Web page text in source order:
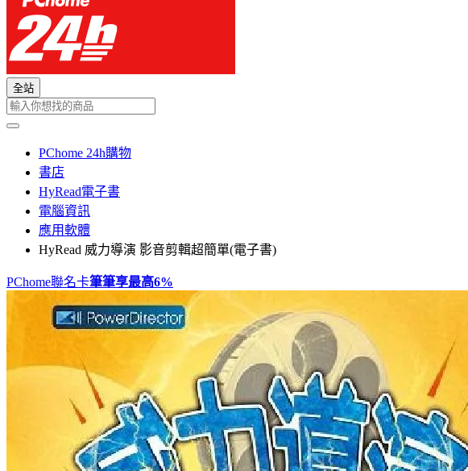
全站
PChome 24h購物
書店
HyRead電子書
電腦資訊
應用軟體
HyRead 威力導演 影音剪輯超簡單(電子書)
PChome聯名卡筆筆享最高6%